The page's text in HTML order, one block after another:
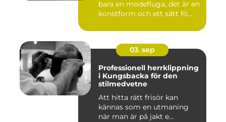
bara en modefluga, det är en
konstform och ett sätt fö...
03. sep
Professionell herrklippning
i Kungsbacka för den
stilmedvetne
Att hitta rätt frisör kan
kännas som en utmaning
när man är på jakt e...